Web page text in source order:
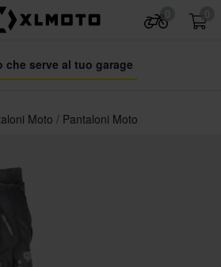
che serve al tuo garage
Moto Pantaloni Moto